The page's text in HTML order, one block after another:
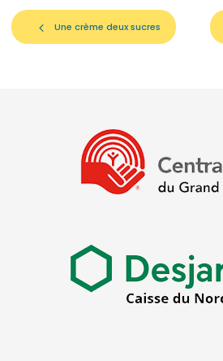
Une crème deux sucres